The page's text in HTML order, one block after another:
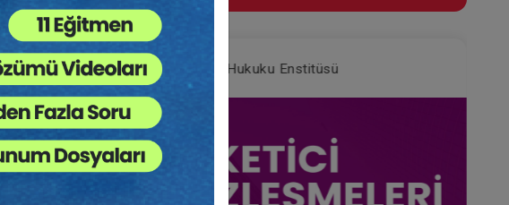
Tüketici Hukuku Enstitüsü